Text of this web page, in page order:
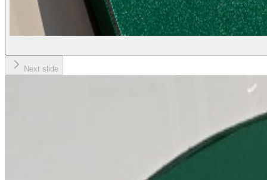
Next slide